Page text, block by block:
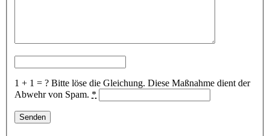
1 + 1 = ? Bitte löse die Gleichung. Diese Maßnahme dient der
Abwehr von Spam. *